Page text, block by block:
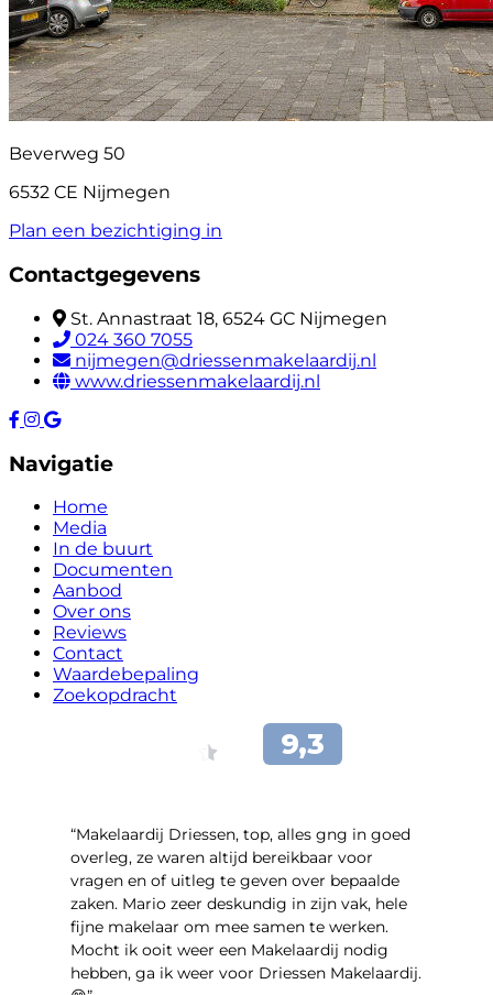
Beverweg 50
6532 CE Nijmegen
Plan een bezichtiging in
Contactgegevens
St. Annastraat 18, 6524 GC Nijmegen
024 360 7055
nijmegen@driessenmakelaardij.nl
www.driessenmakelaardij.nl
Navigatie
Home
Media
In de buurt
Documenten
Aanbod
Over ons
Reviews
Contact
Waardebepaling
Zoekopdracht
“Makelaardij Driessen, top, alles gng in goed
overleg, ze waren altijd bereikbaar voor
vragen en of uitleg te geven over bepaalde
zaken. Mario zeer deskundig in zijn vak, hele
fijne makelaar om mee samen te werken.
Mocht ik ooit weer een Makelaardij nodig
hebben, ga ik weer voor Driessen Makelaardij.